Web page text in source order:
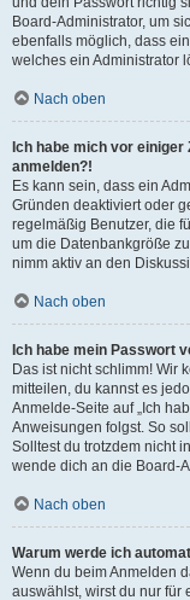
Board-Administrator, um
ebenfalls möglich, dass
welches ein Administrator
Nach oben
Ich habe mich vor
anmelden?!
Es kann sein, dass ein
Gründen deaktiviert oder
regelmäßig Benutzer, die
um die Datenbankgröße
nimm aktiv an den
Nach oben
Ich habe mein Passwort
Das ist nicht schlimm! Wir
mitteilen, du kannst es
Anmelde-Seite auf „Ich
Anweisungen folgst. So
Solltest du trotzdem nicht
wende dich an die Board-
Nach oben
Warum werde ich
Wenn du beim Anmelden
auswählst, wirst du nur für